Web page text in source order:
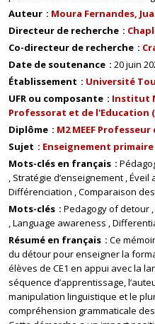
Auteur
Moura Fernandes,
Directeur de recherche
Co-directeur de recherche
Date de soutenance
20 juin
Établissement
Université
UFR ou composante
Institut
Professorat et de l'Education
Diplôme
M2 MEEF
Sujet
Enseignement primaire
Mots-clés en français
Stratégie d’enseignement Éveil
Différenciation Comparaison
Mots-clés
Pedagogy of detour
Language awareness
Résumé en français
Ce
du détour pour enseigner la
élèves de CE1 en appui avec la
séquence d’apprentissage,
manipulation linguistique et le
compréhension grammaticale